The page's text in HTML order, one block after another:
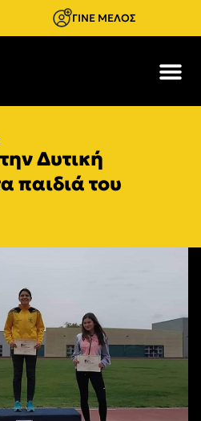
ΓΙΝΕ ΜΕΛΟΣ
Δυτική
παιδιά του